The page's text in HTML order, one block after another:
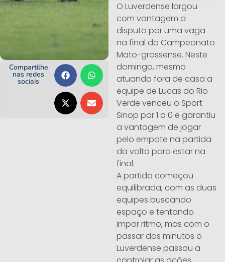
Compartilhe
nas redes
sociais
O Luverdense largou
com vantagem a
disputa por uma vaga
na final do Campeonato
Mato-grossense. Neste
domingo, mesmo
atuando fora de casa a
equipe de Lucas do Rio
Verde venceu o Sport
Sinop por 1 a 0 e garantiu
a vantagem de jogar
pelo empate na partida
da volta para estar na
final.
A partida começou
equilibrada, com as duas
equipes buscando
espaço e tentando
impor ritmo, mas com o
passar dos minutos o
Luverdense passou a